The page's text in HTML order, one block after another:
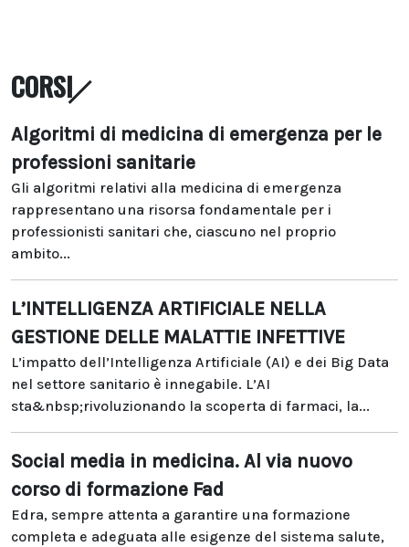
CORSI
Algoritmi di medicina di emergenza per le
professioni sanitarie
Gli algoritmi relativi alla medicina di emergenza
rappresentano una risorsa fondamentale per i
professionisti sanitari che, ciascuno nel proprio
ambito...
L’INTELLIGENZA ARTIFICIALE NELLA
GESTIONE DELLE MALATTIE INFETTIVE
L’impatto dell’Intelligenza Artificiale (AI) e dei Big Data
nel settore sanitario è innegabile. L’AI
sta&nbsp;rivoluzionando la scoperta di farmaci, la...
Social media in medicina. Al via nuovo
corso di formazione Fad
Edra, sempre attenta a garantire una formazione
completa e adeguata alle esigenze del sistema salute,